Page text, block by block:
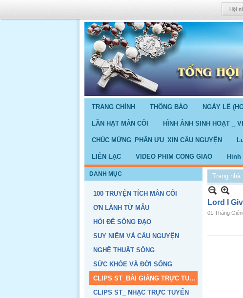
Hội
TRANG CHÍNH THÔNG BÁO NGÀY LỂ
LẦN HẠT MÂN CÔI HÌNH ẢNH SINH HOẠT _
CHÚC MỪNG_PHÂN ƯU_XIN CẦU NGUYỆN
LIÊN LẠC VIDEO PHIM CONG GIAO Hinh
DANH MỤC
100 TRUYỆN TÍCH MÂN CÔI
ƠN LÀNH TỪ MẪU
HỎI ĐỂ SỐNG ĐẠO
SUY NIỆM VÀ CẦU NGUYỆN
NGHỆ THUẬT SỐNG
SỨC KHỎE VÀ ĐỜI SỐNG
CLIPS ST_BÀI GIẢNG TRỰC TUYẾN
CLIPS ST_ NHẠC TRỰC TUYẾN
Trang nhà
Lord I
01 Tháng